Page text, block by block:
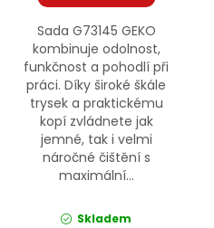
Sada G73145 GEKO
kombinuje odolnost,
funkčnost a pohodlí při
práci. Díky široké škále
trysek a praktickému
kopí zvládnete jak
jemné, tak i velmi
náročné čištění s
maximální...
Skladem